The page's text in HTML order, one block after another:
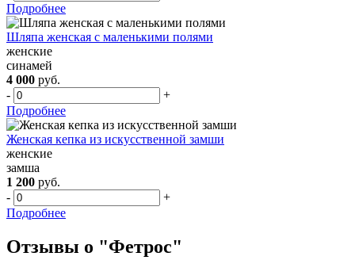
Подробнее
Шляпа женская с маленькими полями
женские
синамей
4 000 руб.
-
+
Подробнее
Женская кепка из искусственной замши
женские
замша
1 200 руб.
-
+
Подробнее
Отзывы о "Фетрос"